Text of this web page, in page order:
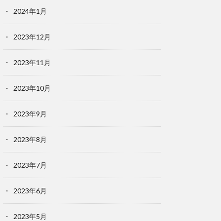
2024年1月
2023年12月
2023年11月
2023年10月
2023年9月
2023年8月
2023年7月
2023年6月
2023年5月